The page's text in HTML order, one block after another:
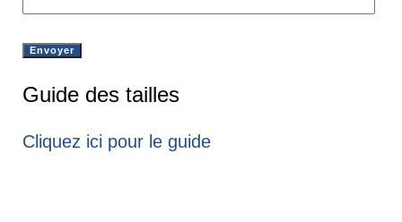
Guide des tailles
Cliquez ici pour le guide